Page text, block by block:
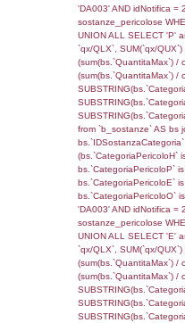
sql: